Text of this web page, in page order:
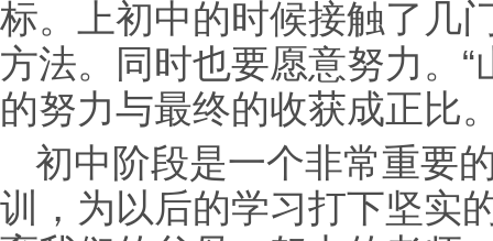
标。上初中的时候接触了几
方法。同时也要愿意努力。
的努力与最终的收获成正比
初中阶段是一个非常重要
训，为以后的学习打下坚实